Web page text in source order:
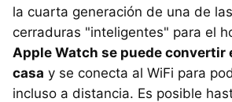
la cuarta generación de una de
cerraduras "inteligentes" para el
Apple Watch se puede convertir
casa y se conecta al WiFi para
incluso a distancia. Es posible